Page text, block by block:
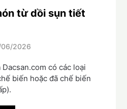
từ dồi sụn tiết
06/2026
có các loại
biến hoặc đã chế biến